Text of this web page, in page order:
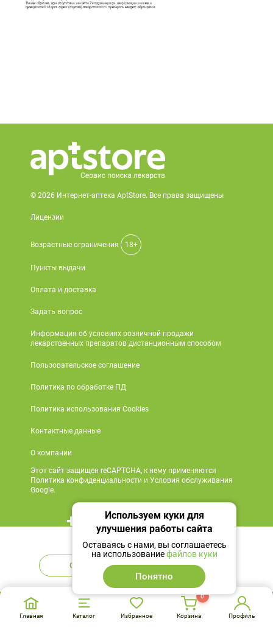
Нет в наличии
Сообщить Аналоги
© 2026 Интернет-аптека AptStore. Все права защищены
Лицензии
Возрастные ограничения 18+
Пункты выдачи
Оплата и доставка
Задать вопрос
Информация об условиях розничной продажи
лекарственных препаратов дистанционным способом
Пользовательское соглашение
Политика по обработке ПД
Политика использования Cookies
Контактные данные
О компании
Этот сайт защищен reCAPTCHA, к нему применяются
Политика конфиденциальности и Условия обслуживания
Google.
+7 495 419 18 18
Мы в социальных сетях
Главная Каталог Избранное Корзина
0
Профиль
Используем куки для
улучшения работы сайта
Оставаясь с нами, вы соглашаетесь
на использованиефайлов куки
Понятно